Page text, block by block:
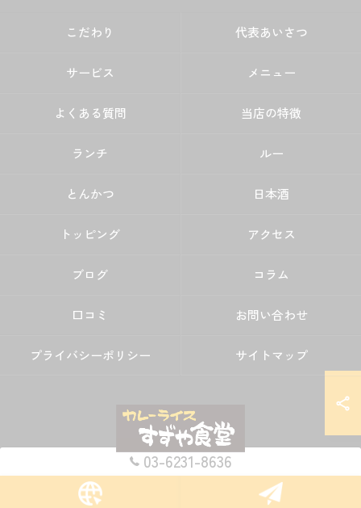
03-6231-8636
こだわり 代表あいさつ
サービス メニュー
よくある質問 当店の特徴
ランチ ルー
とんかつ 日本酒
トッピング アクセス
ブログ コラム
口コミ お問い合わせ
プライバシーポリシー サイトマップ
© 2026 東京都江戸川区のカレーならすずや食堂 ALL RIGHTS RESERVED.